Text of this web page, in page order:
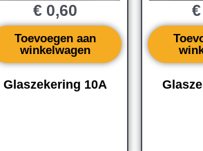
Glaszekering 10A
€0,60
Toevoegen aan
winkelwagen
€